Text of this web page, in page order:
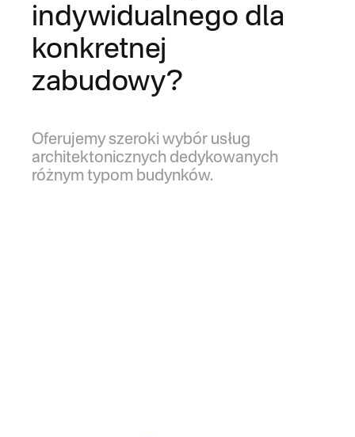
indywidualnego dla
konkretnej
zabudowy?
Oferujemy szeroki wybór usług
architektonicznych dedykowanych
różnym typom budynków.